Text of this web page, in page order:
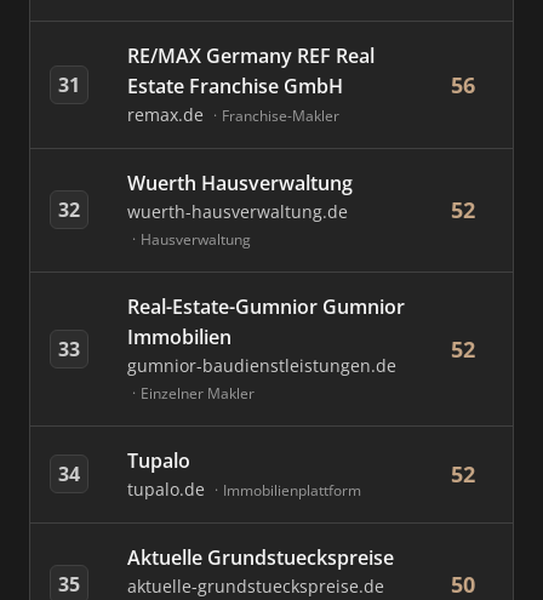
31
RE/MAX Germany REF Real
Estate Franchise GmbH
remax.de Franchise-Makler
56
32
Wuerth Hausverwaltung
wuerth-hausverwaltung.de
Hausverwaltung
52
33
Real-Estate-Gumnior Gumnior
Immobilien
gumnior-baudienstleistungen.de
Einzelner Makler
52
34 Tupalo
tupalo.de Immobilienplattform
52
35
Aktuelle Grundstueckspreise
aktuelle-grundstueckspreise.de 50